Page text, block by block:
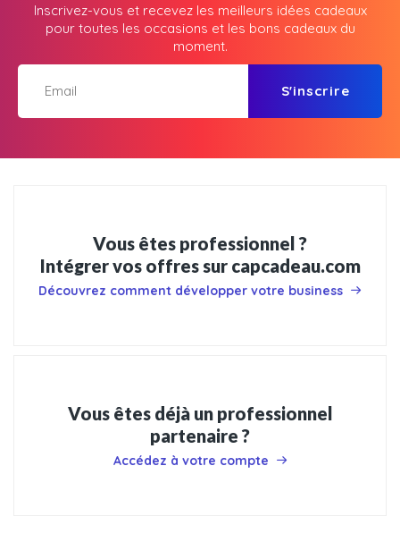
Inscrivez-vous et recevez les meilleurs idées cadeaux
pour toutes les occasions et les bons cadeaux du
moment.
S'inscrire
Vous êtes professionnel ?
Intégrer vos offres sur capcadeau.com
Découvrez comment développer votre business
Vous êtes déjà un professionnel
partenaire ?
Accédez à votre compte